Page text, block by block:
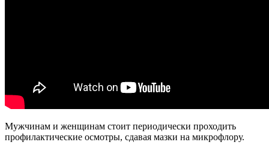
Мужчинам и женщинам стоит периодически проходить
профилактические осмотры, сдавая мазки на микрофлору.